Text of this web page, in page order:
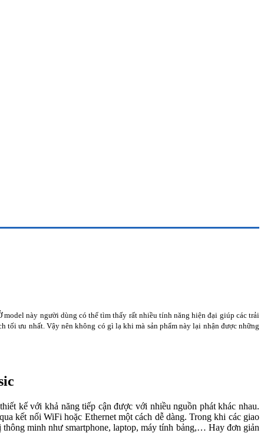
này người dùng có thể tìm thấy rất nhiều tính năng hiện đại giúp các trải
tối ưu nhất. Vậy nên không có gì lạ khi mà sản phẩm này lại nhận được những
kế với khả năng tiếp cận được với nhiều nguồn phát khác nhau.
kết nối WiFi hoặc Ethernet một cách dễ dàng. Trong khi các giao
minh như smartphone, laptop, máy tính bảng,… Hay đơn giản